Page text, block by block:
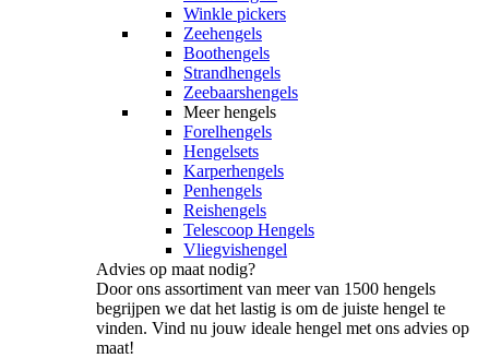
Winkle pickers
Zeehengels
Boothengels
Strandhengels
Zeebaarshengels
Meer hengels
Forelhengels
Hengelsets
Karperhengels
Penhengels
Reishengels
Telescoop Hengels
Vliegvishengel
Advies op maat nodig?
Door ons assortiment van meer van 1500 hengels
begrijpen we dat het lastig is om de juiste hengel te
vinden. Vind nu jouw ideale hengel met ons advies op
maat!